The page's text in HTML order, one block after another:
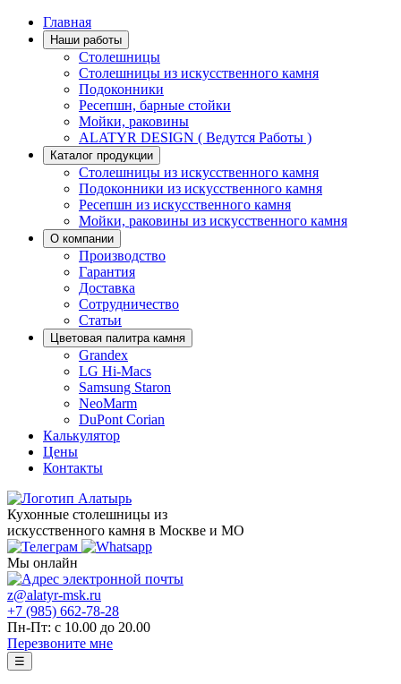
Главная
Наши работы
Столешницы
Столешницы из искусственного камня
Подоконники
Ресепшн, барные стойки
Мойки, раковины
ALATYR DESIGN ( Ведутся Работы )
Каталог продукции
Столешницы из искусственного камня
Подоконники из искусственного камня
Ресепшн из искусственного камня
Мойки, раковины из искусственного камня
О компании
Производство
Гарантия
Доставка
Сотрудничество
Статьи
Цветовая палитра камня
Grandex
LG Hi-Macs
Samsung Staron
NeoMarm
DuPont Corian
Калькулятор
Цены
Контакты
Кухонные столешницы из
искусственного камня в Москве и МО
Мы онлайн
z@alatyr-msk.ru
+7 (985) 662-78-28
Пн-Пт: с 10.00 до 20.00
Перезвоните мне
☰